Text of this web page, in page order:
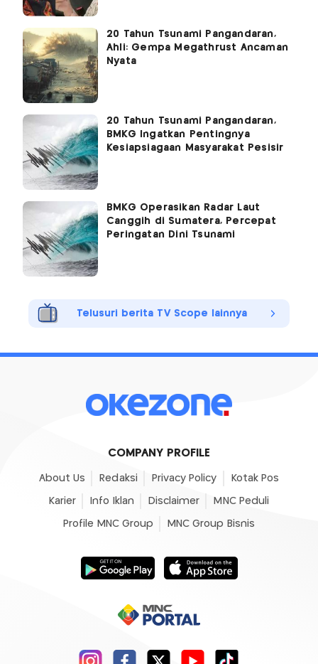
20 Tahun Tsunami Pangandaran,
Ahli: Gempa Megathrust Ancaman
Nyata
20 Tahun Tsunami Pangandaran,
BMKG Ingatkan Pentingnya
Kesiapsiagaan Masyarakat Pesisir
BMKG Operasikan Radar Laut
Canggih di Sumatera, Percepat
Peringatan Dini Tsunami
Telusuri berita TV Scope lainnya